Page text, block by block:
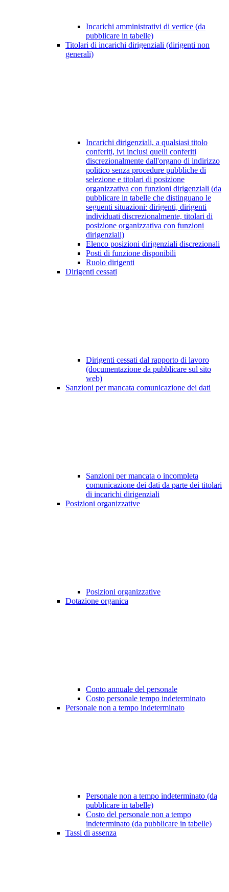
Incarichi amministrativi di vertice (da
pubblicare in tabelle)
Titolari di incarichi dirigenziali (dirigenti non
generali)
Incarichi dirigenziali, a qualsiasi titolo
conferiti, ivi inclusi quelli conferiti
discrezionalmente dall'organo di indirizzo
politico senza procedure pubbliche di
selezione e titolari di posizione
organizzativa con funzioni dirigenziali (da
pubblicare in tabelle che distinguano le
seguenti situazioni: dirigenti, dirigenti
individuati discrezionalmente, titolari di
posizione organizzativa con funzioni
dirigenziali)
Elenco posizioni dirigenziali discrezionali
Posti di funzione disponibili
Ruolo dirigenti
Dirigenti cessati
Dirigenti cessati dal rapporto di lavoro
(documentazione da pubblicare sul sito
web)
Sanzioni per mancata comunicazione dei dati
Sanzioni per mancata o incompleta
comunicazione dei dati da parte dei titolari
di incarichi dirigenziali
Posizioni organizzative
Posizioni organizzative
Dotazione organica
Conto annuale del personale
Costo personale tempo indeterminato
Personale non a tempo indeterminato
Personale non a tempo indeterminato (da
pubblicare in tabelle)
Costo del personale non a tempo
indeterminato (da pubblicare in tabelle)
Tassi di assenza